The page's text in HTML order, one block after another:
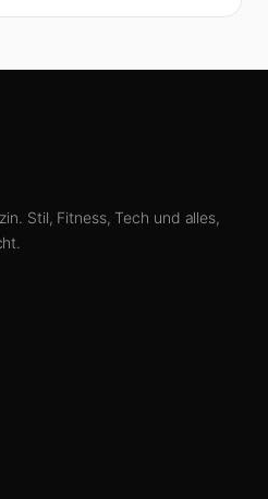
Stil, Fitness, Tech und alles,